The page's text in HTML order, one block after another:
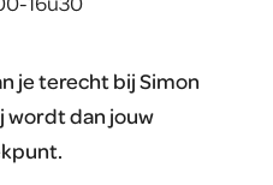
je terecht bij Simon
wordt dan jouw